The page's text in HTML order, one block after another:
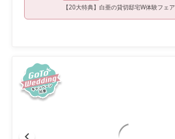
【20大特典】白亜の貸切邸宅W体験フェア